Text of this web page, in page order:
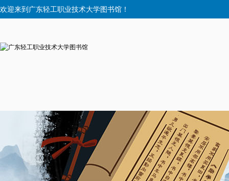
欢迎来到广东轻工职业技术大学图书馆！